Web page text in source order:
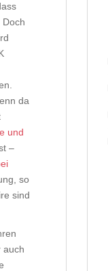
Doch
da
und
–
so
sind
auch